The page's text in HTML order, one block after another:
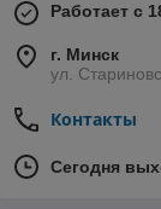
Работает с
г. Минск
ул.
Контакты
Сегодня